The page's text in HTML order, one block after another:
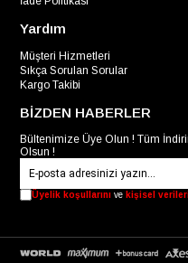
Yardım
Müşteri Hizmetleri
Sıkça Sorulan Sorular
Kargo Takibi
BİZDEN HABERLER
Bültenimize Üye Olun ! Tüm
Olsun !
Üyelik koşullarını ve kişisel